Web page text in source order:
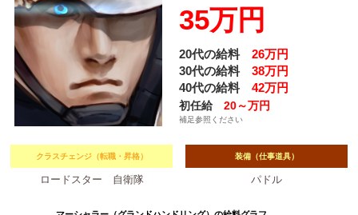
35万円
20代の給料 26万円
30代の給料 38万円
40代の給料 42万円
初任給 20～万円
補足参照ください
クラスチェンジ（転職・昇格）
ロードスター 自衛隊
装備（仕事道具）
パドル